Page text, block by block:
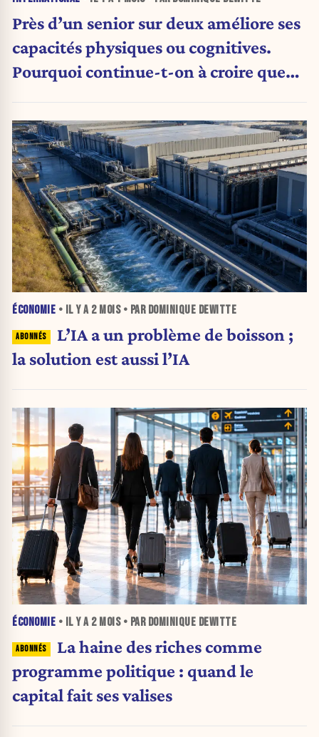
Près d’un senior sur deux améliore ses
capacités physiques ou cognitives.
Pourquoi continue-t-on à croire que
ÉCONOMIE • IL Y A 2 MOIS• PAR DOMINIQUE DEWITTE
L’IA a un problème de boisson ;
la solution est aussi l’IA
ÉCONOMIE • IL Y A 2 MOIS• PAR DOMINIQUE DEWITTE
La haine des riches comme
programme politique : quand le
capital fait ses valises